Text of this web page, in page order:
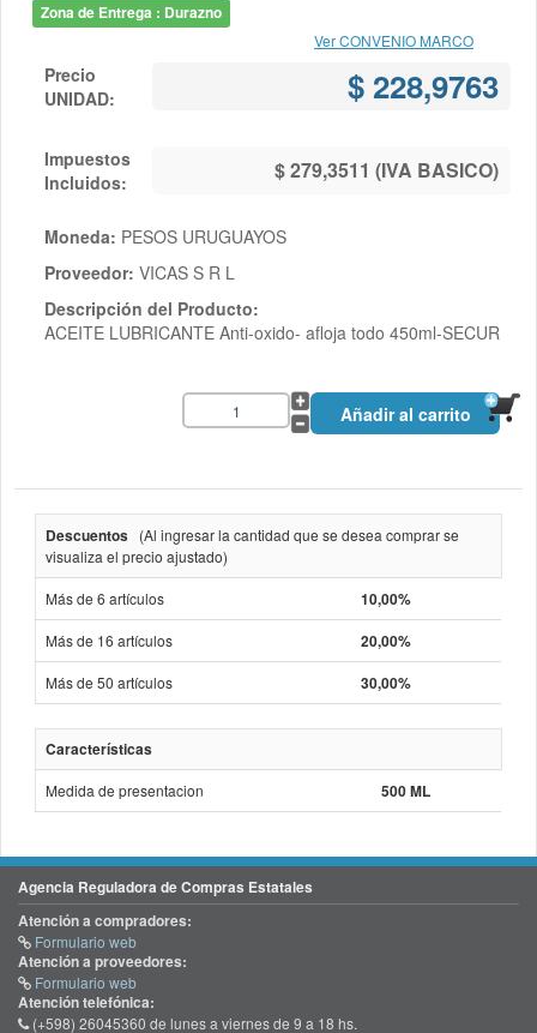
Zona de Entrega : Durazno
Ver CONVENIO MARCO
Precio
UNIDAD:
$ 228,9763
Impuestos
Incluidos:
$ 279,3511 (IVA BASICO)
Moneda: PESOS URUGUAYOS
Proveedor: VICAS S R L
Descripción del Producto:
ACEITE LUBRICANTE Anti-oxido- afloja todo 450ml-SECUR
Descuentos (Al ingresar la cantidad que se desea comprar se
visualiza el precio ajustado)
Más de 6 artículos 10,00%
Más de 16 artículos 20,00%
Más de 50 artículos 30,00%
Características
Medida de presentacion 500 ML
Agencia Reguladora de Compras Estatales
Atención a compradores:
Formulario web
Atención a proveedores:
Formulario web
Atención telefónica:
(+598) 26045360 de lunes a viernes de 9 a 18 hs.